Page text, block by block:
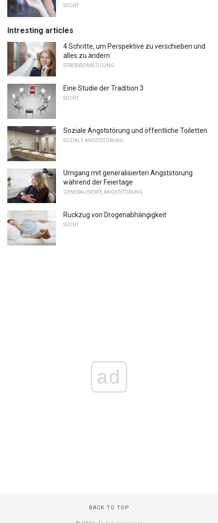
SUCHT
Intresting articles
4 Schritte, um Perspektive zu verschieben und
alles zu ändern
STRESSBEWÄLTIGUNG
Eine Studie der Tradition 3
SUCHT
Soziale Angststörung und öffentliche Toiletten
SOZIALE ANGSTSTÖRUNG
Umgang mit generalisierten Angststörung
während der Feiertage
GENERALISIERTE ANGSTSTÖRUNG
Rückzug von Drogenabhängigkeit
SUCHT
ad
BACK TO TOP